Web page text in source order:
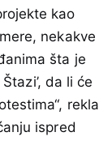
kao
nekakve
šta je
da li će
rekla
ispred